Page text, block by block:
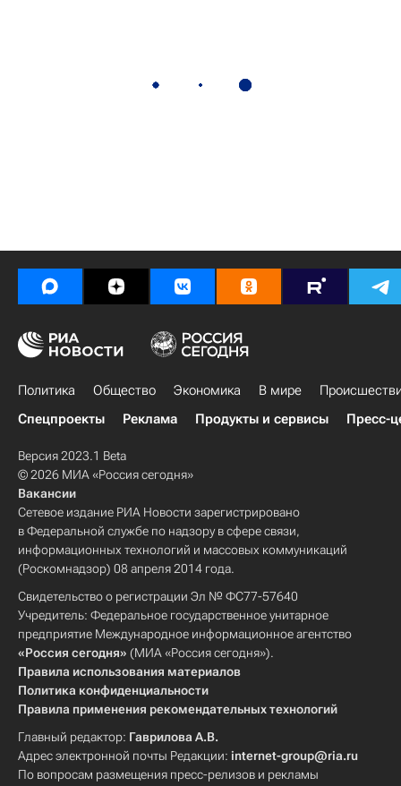
Политика Общество Экономика В мире
Спецпроекты
Реклама Продукты и сервисы Пресс-
Версия 2023.1 Beta
© 2026 МИА «Россия сегодня»
Вакансии
Сетевое издание РИА Новости зарегистрировано
в Федеральной службе по надзору в сфере связи,
информационных технологий и массовых коммуникаций
(Роскомнадзор) 08 апреля 2014 года.
Свидетельство о регистрации Эл № ФС77-57640
Учредитель: Федеральное государственное унитарное
предприятие Международное информационное агентство
«Россия сегодня» (МИА «Россия сегодня»).
Правила использования материалов
Политика конфиденциальности
Правила применения рекомендательных технологий
Главный редактор: Гаврилова А.В.
Адрес электронной почты Редакции: internet-group@ria.ru
По вопросам размещения пресс-релизов и рекламы